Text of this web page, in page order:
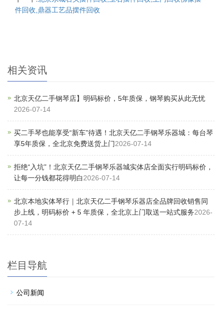
件回收,鼎器工艺品摆件回收
相关资讯
北京天亿二手钢琴店】明码标价，5年质保，钢琴购买从此无忧
2026-07-14
买二手琴也能享受“新车”待遇！北京天亿二手钢琴乐器城：每台琴
享5年质保，全北京免费送货上门2026-07-14
拒绝“入坑”！北京天亿二手钢琴乐器城实体店全面实行明码标价，
让每一分钱都花得明白2026-07-14
北京本地实体琴行｜北京天亿二手钢琴乐器店全品牌回收销售同
步上线，明码标价 + 5 年质保，全北京上门取送一站式服务2026-
07-14
栏目导航
公司新闻